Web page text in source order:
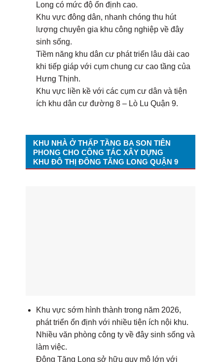
Long có mức độ ổn định cao.
Khu vực đông dân, nhanh chóng thu hút
lượng chuyên gia khu công nghiệp về đây
sinh sống.
Tiềm năng khu dân cư phát triển lâu dài cao
khi tiếp giáp với cụm chung cư cao tầng của
Hưng Thịnh.
Khu vực liền kề với các cụm cư dân và tiện
ích khu dân cư đường 8 – Lò Lu Quận 9.
KHU NHÀ Ở THẤP TẦNG BA SON TIÊN
PHONG CHO CÔNG TÁC XÂY DỰNG
KHU ĐÔ THỊ ĐÔNG TĂNG LONG QUẬN 9
Khu vực sớm hình thành trong năm 2026,
phát triển ổn định với nhiều tiện ích nội khu.
Nhiều văn phòng công ty về đây sinh sống và
làm việc.
Đông Tăng Long sở hữu quy mô lớn với